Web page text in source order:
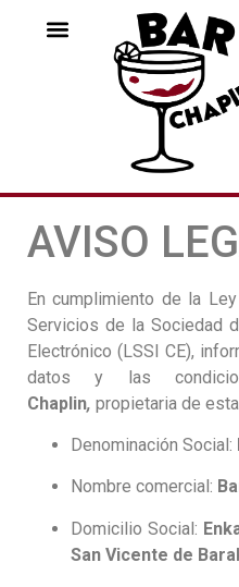
AVISO
En cumplimiento de la
Servicios de la Sociedad
Electrónico (LSSI CE),
datos y las
Chaplin, propietaria de
Denominación Social:
Nombre comercial:
Domicilio Social:
San Vicente de